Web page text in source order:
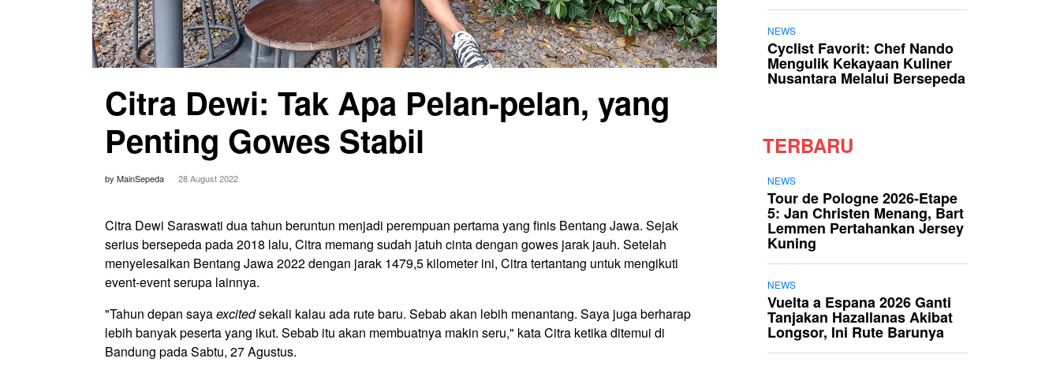
Citra Dewi: Tak Apa Pelan-pelan, yang
Penting Gowes Stabil
by MainSepeda 28 August 2022
Citra Dewi Saraswati dua tahun beruntun menjadi perempuan pertama yang finis Bentang Jawa. Sejak
serius bersepeda pada 2018 lalu, Citra memang sudah jatuh cinta dengan gowes jarak jauh. Setelah
menyelesaikan Bentang Jawa 2022 dengan jarak 1479,5 kilometer ini, Citra tertantang untuk mengikuti
event-event serupa lainnya.
"Tahun depan sayaexcitedsekali kalau ada rute baru. Sebab akan lebih menantang. Saya juga berharap
lebih banyak peserta yang ikut. Sebab itu akan membuatnya makin seru," kata Citra ketika ditemui di
Bandung pada Sabtu, 27 Agustus.
NEWS
Cyclist Favorit: Chef Nando
Mengulik Kekayaan Kuliner
Nusantara Melalui Bersepeda
TERBARU
NEWS
Tour de Pologne 2026-Etape
5: Jan Christen Menang, Bart
Lemmen Pertahankan Jersey
Kuning
NEWS
Vuelta a Espana 2026 Ganti
Tanjakan Hazallanas Akibat
Longsor, Ini Rute Barunya